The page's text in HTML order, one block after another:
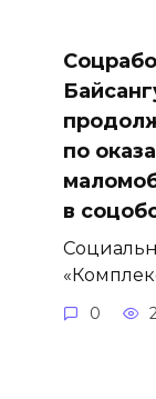
по
в
0